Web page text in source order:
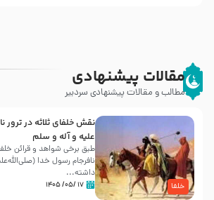
مقالات پیشنهادی
مطالب و مقالات پیشنهادی سردبیر
خلفا
نقش خلفای ثلاثه در ترور
علیه و آله و سلم
طبق برخی شواهد و قرائن
نافرجام رسول خدا
داشته‌...
۱۷ /۰۵/ ۱۴۰۵